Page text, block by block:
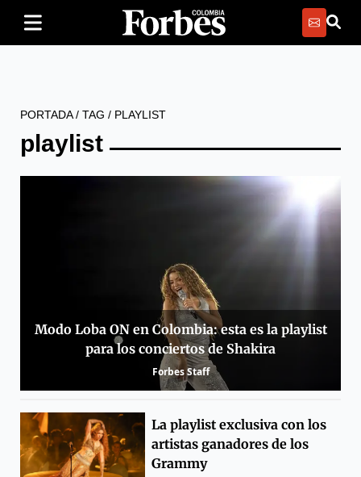
PORTADA/ TAG / PLAYLIST
playlist
Modo Loba ON en Colombia: esta es la playlist
para los conciertos de Shakira
Forbes Staff
La playlist exclusiva con los
artistas ganadores de los
Grammy